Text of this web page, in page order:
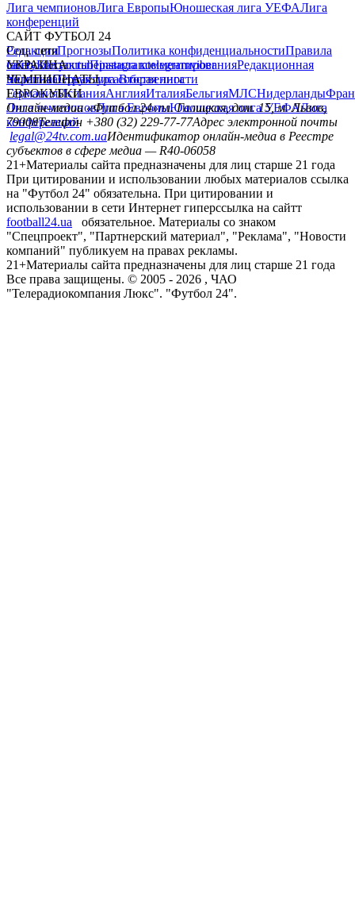
Лига чемпионовЛига ЕвропыЮношеская лига УЕФАЛига
конференций
САЙТ ФУТБОЛ 24
РедакцияПрогнозыПолитика конфиденциальностиПравила
сайтуКонтактыПравила комментированияРедакционная
политикаСтруктура собственности
Соц. сети
facebookxyoutubeinstagramtelegramviber
УКРАИНА
УкраинаПервая лигаВторая лига
ЧЕМПИОНАТЫ
ГерманияИспанияАнглияИталияБельгияМЛСНидерланды
ЕВРОКУБКИ
Лига чемпионовЛига ЕвропыЮношеская лига УЕФАЛига
конференций
Онлайн-медиа «Футбол 24»пл. Галицкая, дом. 15, м. Львов,
79008Телефон +380 (32) 229-77-77Адрес электронной почты
legal@24tv.com.uaИдентификатор онлайн-медиа в Реестре
субъектов в сфере медиа — R40-06058
21+Материалы сайта предназначены для лиц старше 21 года
При цитировании и использовании любых материалов ссылка
на "Футбол 24" обязательна. При цитировании и
использовании в сети Интернет гиперссылка на сайтт
football24.ua
обязательное. Материалы со знаком
"Спецпроект", "Партнерский материал", "Реклама", "Новости
компаний" публикуем на правах рекламы.
21+Материалы сайта предназначены для лиц старше 21 года
Все права защищены. © 2005 - 2026 , ЧАО
"Телерадиокомпания Люкс". "Футбол 24".